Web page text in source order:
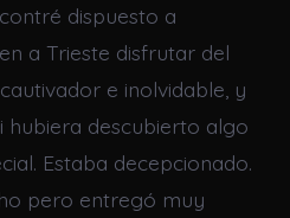
dispuesto a
a Trieste disfrutar del
e inolvidable, y
hubiera descubierto algo
Estaba decepcionado.
pero entregó muy